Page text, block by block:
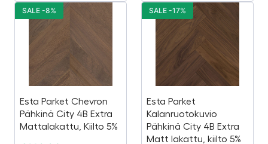
Esta Parket Chevron
Pähkinä City 4B Extra
Mattalakattu, Kiilto 5%
SALE -8%
Esta Parket
Kalanruotokuvio
Pähkinä City 4B Extra
Matt lakattu, kiilto 5%
SALE -17%